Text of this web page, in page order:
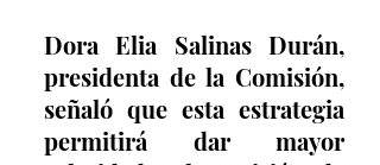
Dora Elia Salinas Durán,
presidenta de la Comisión,
señaló que esta estrategia
permitirá dar mayor